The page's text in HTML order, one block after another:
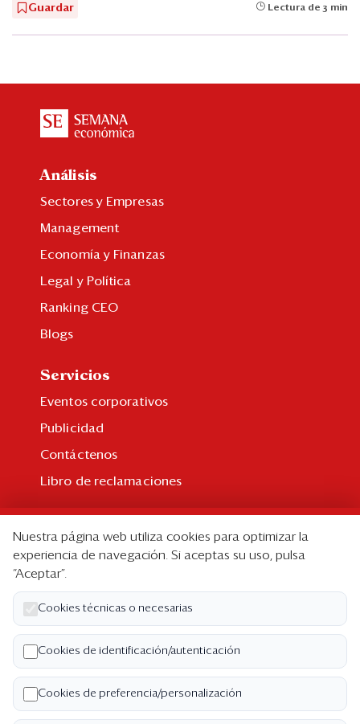
Guardar Lectura de 3 min
Análisis
Sectores y Empresas
Management
Economía y Finanzas
Legal y Política
Ranking CEO
Blogs
Servicios
Eventos corporativos
Publicidad
Contáctenos
Libro de reclamaciones
Suscripción individual
Paquetes corporativos
Edición Impresa
Nosotros
Quiénes somos
Código de ética
Nuestra página web utiliza cookies para optimizar la
experiencia de navegación. Si aceptas su uso, pulsa
“Aceptar”.
Cookies técnicas o necesarias
Cookies de identificación/autenticación
Cookies de preferencia/personalización